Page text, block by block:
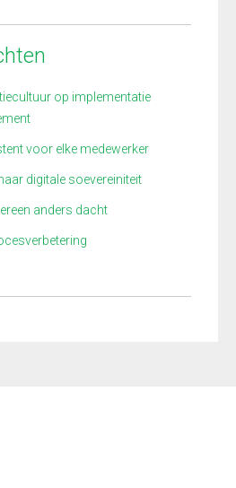
op implementatie
voor elke medewerker
digitale soevereiniteit
anders dacht